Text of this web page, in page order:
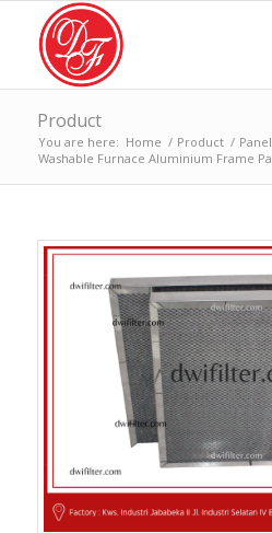
Product
You are here: Home / Product /
Washable Furnace Aluminium Frame